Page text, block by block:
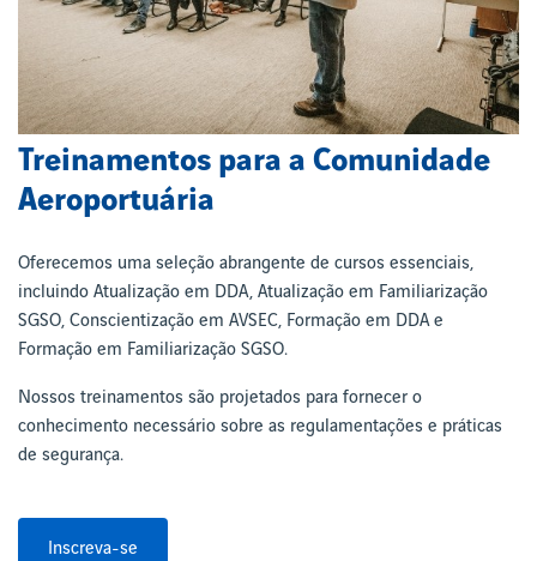
Treinamentos para a Comunidade
Aeroportuária
Oferecemos uma seleção abrangente de cursos essenciais,
incluindo Atualização em DDA, Atualização em Familiarização
SGSO, Conscientização em AVSEC, Formação em DDA e
Formação em Familiarização SGSO.
Nossos treinamentos são projetados para fornecer o
conhecimento necessário sobre as regulamentações e práticas
de segurança.
Inscreva-se